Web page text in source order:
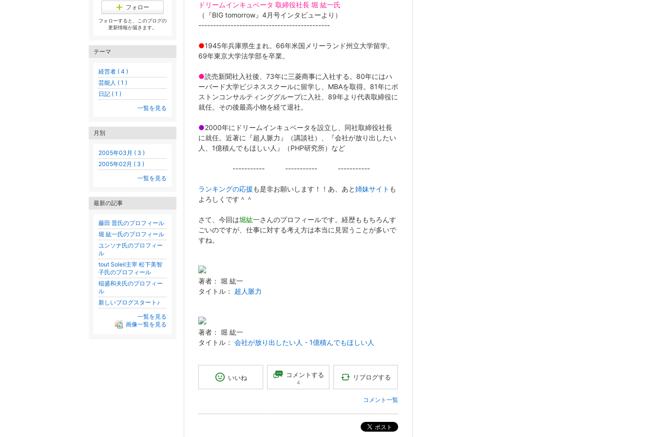
ドリームインキュベータ 取締役社長 堀 紘一氏
（『BIG tomorrow』4月号インタビューより）
---------------------------------------------
●1945年兵庫県生まれ。66年米国メリーランド州立大学留学。
69年東京大学法学部を卒業。
●読売新聞社入社後、73年に三菱商事に入社する。80年にはハ
ーバード大学ビジネススクールに留学し、MBAを取得。81年にボ
ストンコンサルティンググループに入社、89年より代表取締役に
就任。その後最高小物を経て退社。
●2000年にドリームインキュベータを設立し、同社取締役社長
に就任。近著に『超人脈力』（講談社）、『会社が放り出したい
人、1億積んでもほしい人』（PHP研究所）など
----------- ----------- -----------
ランキングの応援も是非お願いします！！あ、あと姉妹サイト も
よろしくです＾＾
さて、今回は堀紘一さんのプロフィールです。経歴ももちろんす
ごいのですが、仕事に対する考え方は本当に見習うことが多いで
すね。
著者： 堀 紘一
タイトル： 超人脈力
著者： 堀 紘一
タイトル： 会社が放り出したい人・1億積んでもほしい人
いいね コメントする
4
リブログする
コメント一覧
ポスト
フォロー
フォローすると、このブログの
更新情報が届きます。
テーマ
経営者 ( 4 )
芸能人 ( 1 )
日記 ( 1 )
一覧を見る
月別
2005年03月 ( 3 )
2005年02月 ( 3 )
一覧を見る
最新の記事
藤田 晋氏のプロフィール
堀 紘一氏のプロフィール
ユンソナ氏のプロフィー
ル
tout Soleil主宰 松下美智
子氏のプロフィール
稲盛和夫氏のプロフィー
ル
新しいブログスタート♪
一覧を見る
画像一覧を見る